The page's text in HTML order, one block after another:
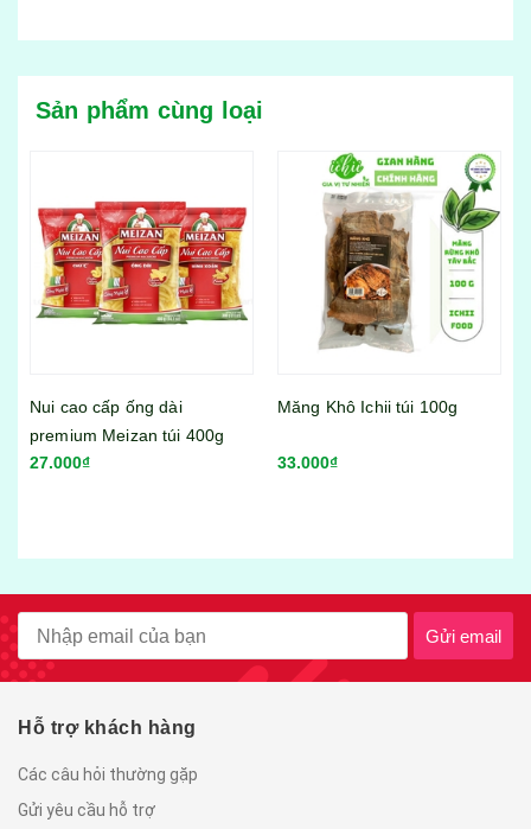
Sản phẩm cùng loại
Măng Khô Ichii túi 100g
33.000₫
Viên thả lẩu Lacusina mix vị
Gửi email
Hỗ trợ khách hàng
Các câu hỏi thường gặp
Gửi yêu cầu hỗ trợ